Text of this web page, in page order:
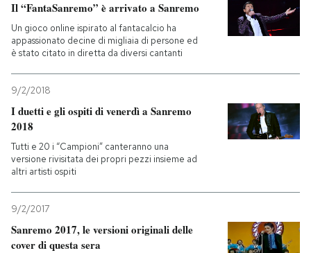
Il “FantaSanremo” è arrivato a Sanremo
Un gioco online ispirato al fantacalcio ha
appassionato decine di migliaia di persone ed
è stato citato in diretta da diversi cantanti
9/2/2018
I duetti e gli ospiti di venerdì a Sanremo
2018
Tutti e 20 i “Campioni” canteranno una
versione rivisitata dei propri pezzi insieme ad
altri artisti ospiti
9/2/2017
Sanremo 2017, le versioni originali delle
cover di questa sera